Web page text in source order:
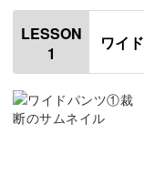
ミシンを使うのは
も心配はいりませ
この講座では、生
に解説していきま
LESSON
1
ワイ